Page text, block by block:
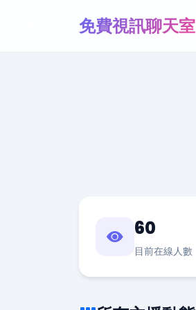
免費視訊聊天室
60
目前在線人數